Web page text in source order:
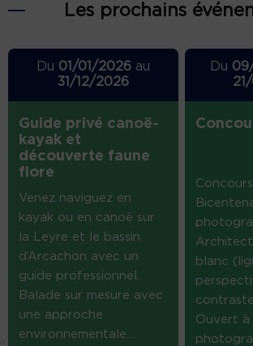
Les prochains
Du 01/01/2026au
31/12/2026
Guide privé canoë-
kayak et
découverte faune
flore
Venez naviguez en
kayak ou en canoë sur
la Leyre et le bassin
d’Arcachon avec un
guide professionnel.
Balade sur mesure avec
une approche
environnementale....
Du
blanc
Ouvert à